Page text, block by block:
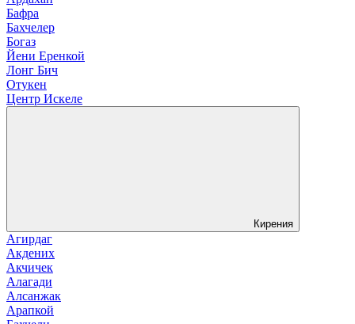
Бафра
Бахчелер
Богаз
Йени Еренкой
Лонг Бич
Отукен
Центр Искеле
Кирения
Агирдаг
Акдених
Акчичек
Алагади
Алсанжак
Арапкой